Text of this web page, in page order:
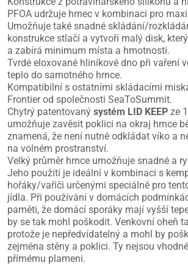
PFOA udržuje hrnec v kombinaci pro
Umožňuje také snadné skládání/
konstrukce stlačí a vytvoří malý disk,
a zabírá minimum místa a hmotnosti.
Tvrdé eloxované hliníkové dno při vaření
teplo do samotného hrnce.
Kompatibilní s ostatními skládacími
Frontier od společnosti SeaToSummit.
Chytrý patentovaný systém LID KEEP ze
umožňuje zavěsit poklici na okraj hrnce
znamená, že není nutné odkládat víko a
na volném prostranství.
Velký průměr hrnce umožňuje snadné a
Jeho použití je ideální v kombinaci s
hořáky/vařiči určenými speciálně pro
jídla. Při používání v domácích
paměti, že domácí sporáky mají vyšší
by se tak mohl poškodit. Venkovní oheň
protože je nepředvídatelný a mohl by
zejména stěny a poklici. Ty nejsou
přímému plameni.